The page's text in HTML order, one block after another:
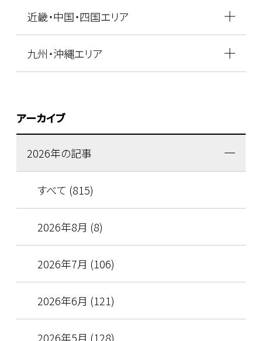
近畿・中国・四国エリア
九州・沖縄エリア
アーカイブ
2026年の記事
すべて (815)
2026年8月 (8)
2026年7月 (106)
2026年6月 (121)
2026年5月 (128)